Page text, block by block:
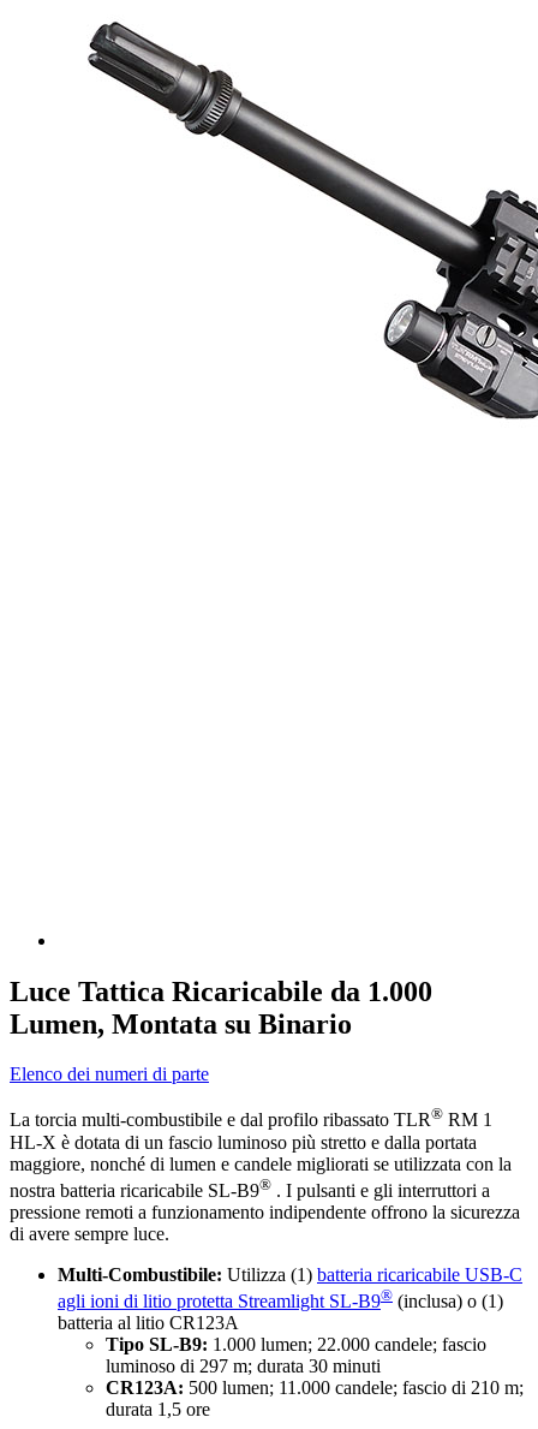
Luce Tattica Ricaricabile da 1.000
Lumen, Montata su Binario
Elenco dei numeri di parte
La torcia multi-combustibile e dal profilo ribassato TLR® RM 1
HL-X è dotata di un fascio luminoso più stretto e dalla portata
maggiore, nonché di lumen e candele migliorati se utilizzata con la
nostra batteria ricaricabile SL-B9® . I pulsanti e gli interruttori a
pressione remoti a funzionamento indipendente offrono la sicurezza
di avere sempre luce.
Multi-Combustibile: Utilizza (1) batteria ricaricabile USB-C
agli ioni di litio protetta Streamlight SL-B9® (inclusa) o (1)
batteria al litio CR123A
Tipo SL-B9: 1.000 lumen; 22.000 candele; fascio
luminoso di 297 m; durata 30 minuti
CR123A: 500 lumen; 11.000 candele; fascio di 210 m;
durata 1,5 ore